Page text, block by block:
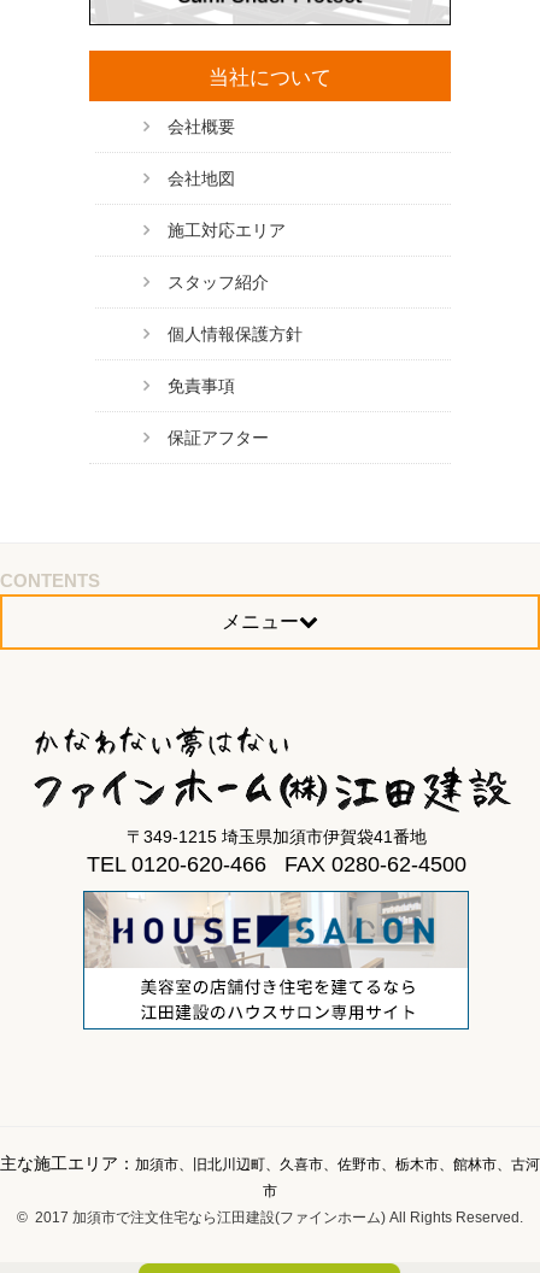
当社について
会社概要
会社地図
施工対応エリア
スタッフ紹介
個人情報保護方針
免責事項
保証アフター
CONTENTS
メニュー
〒349-1215 埼玉県加須市伊賀袋41番地
TEL 0120-620-466 FAX 0280-62-4500
主な施工エリア： 加須市、旧北川辺町、久喜市、佐野市、栃木市、館林市、古河
市
© 2017 加須市で注文住宅なら江田建設(ファインホーム) All Rights Reserved.